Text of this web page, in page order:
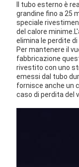
Il tubo esterno è
grandine fino a 25
speciale
del calore
elimina le perdite
Per mantenere il
fabbricazione
rivestito con uno
emessi dal tubo
fornisce anche un
caso di perdita del